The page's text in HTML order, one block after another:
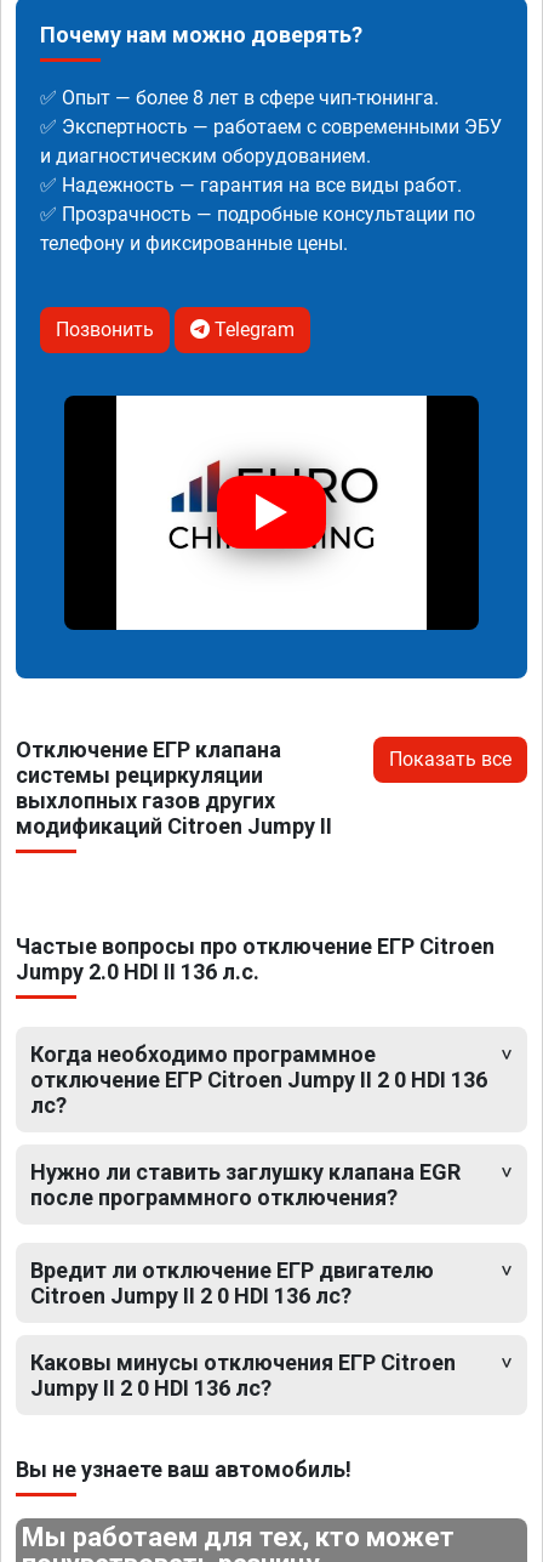
Почему нам можно доверять?
✅ Опыт — более 8 лет в сфере чип-тюнинга.
✅ Экспертность — работаем с современными ЭБУ
и диагностическим оборудованием.
✅ Надежность — гарантия на все виды работ.
✅ Прозрачность — подробные консультации по
телефону и фиксированные цены.
Позвонить Telegram
Отключение ЕГР клапана
системы рециркуляции
выхлопных газов других
модификаций Citroen Jumpy II
Показать все
Частые вопросы про отключение ЕГР Citroen
Jumpy 2.0 HDI II 136 л.с.
Когда необходимо программное
отключение ЕГР Citroen Jumpy II 2 0 HDI 136
лс?
Нужно ли ставить заглушку клапана EGR
после программного отключения?
Вредит ли отключение ЕГР двигателю
Citroen Jumpy II 2 0 HDI 136 лс?
Каковы минусы отключения ЕГР Citroen
Jumpy II 2 0 HDI 136 лс?
Вы не узнаете ваш автомобиль!
Мы работаем для тех, кто может